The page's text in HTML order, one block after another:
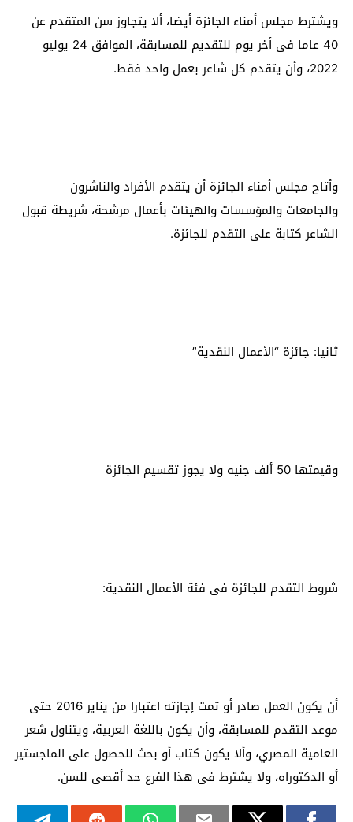
ويشترط مجلس أمناء الجائزة أيضا، ألا يتجاوز سن المتقدم عن
40 عاما فى أخر يوم للتقديم للمسابقة، الموافق 24 يوليو
2022، وأن يتقدم كل شاعر بعمل واحد فقط.
وأتاح مجلس أمناء الجائزة أن يتقدم الأفراد والناشرون
والجامعات والمؤسسات والهيئات بأعمال مرشحة، شريطة قبول
الشاعر كتابة على التقدم للجائزة.
ثانيا: جائزة “الأعمال النقدية”
وقيمتها 50 ألف جنيه ولا يجوز تقسيم الجائزة
شروط التقدم للجائزة فى فئة الأعمال النقدية:
أن يكون العمل صادر أو تمت إجازته اعتبارا من يناير 2016 حتى
موعد التقدم للمسابقة، وأن يكون باللغة العربية، ويتناول شعر
العامية المصري، وألا يكون كتاب أو بحث للحصول على الماجستير
أو الدكتوراه، ولا يشترط فى هذا الفرع حد أقصى للسن.